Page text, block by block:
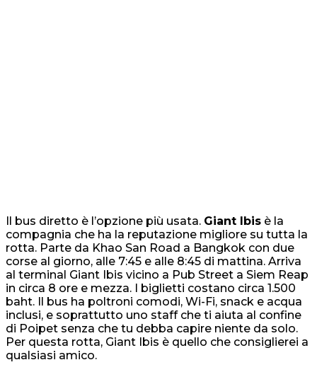
Il bus diretto è l’opzione più usata. Giant Ibis è la
compagnia che ha la reputazione migliore su tutta la
rotta. Parte da Khao San Road a Bangkok con due
corse al giorno, alle 7:45 e alle 8:45 di mattina. Arriva
al terminal Giant Ibis vicino a Pub Street a Siem Reap
in circa 8 ore e mezza. I biglietti costano circa 1.500
baht. Il bus ha poltroni comodi, Wi-Fi, snack e acqua
inclusi, e soprattutto uno staff che ti aiuta al confine
di Poipet senza che tu debba capire niente da solo.
Per questa rotta, Giant Ibis è quello che consiglierei a
qualsiasi amico.